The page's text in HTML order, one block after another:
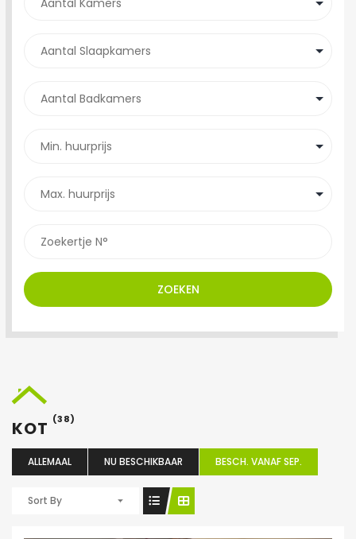
ZOEKEN
KOT (38)
ALLEMAAL NU BESCHIKBAAR BESCH. VANAF SEP.
Sort By